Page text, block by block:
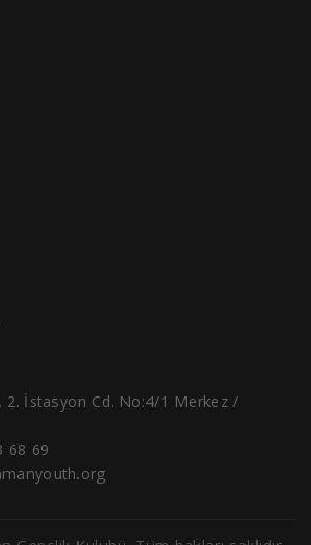
2. İstasyon Cd. No:4/1 Merkez /
68 69